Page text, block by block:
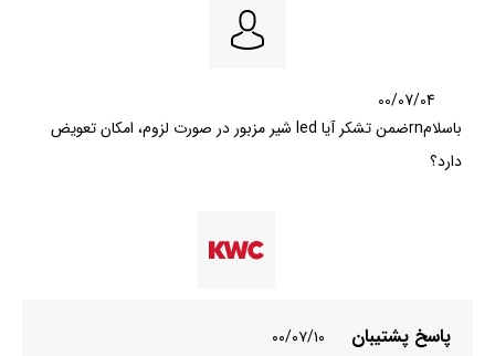
00/07/04
باسلامrnضمن تشکر آیا led شیر مزبور در صورت لزوم، امکان تعویض
دارد؟
پاسخ پشتیبان
۰۰/۰۷/۱۰